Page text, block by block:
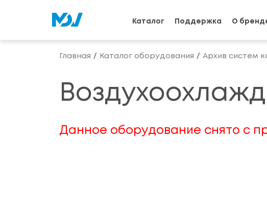
Каталог Поддержка О
Главная Каталог оборудования Архив систем
Данное оборудование снято с